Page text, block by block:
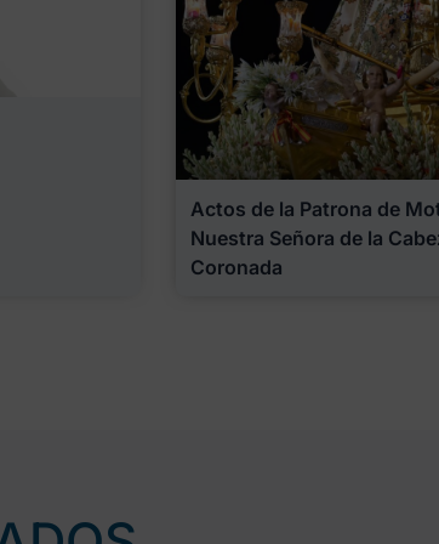
Actos de la Patrona de
Nuestra Señora de la
Coronada